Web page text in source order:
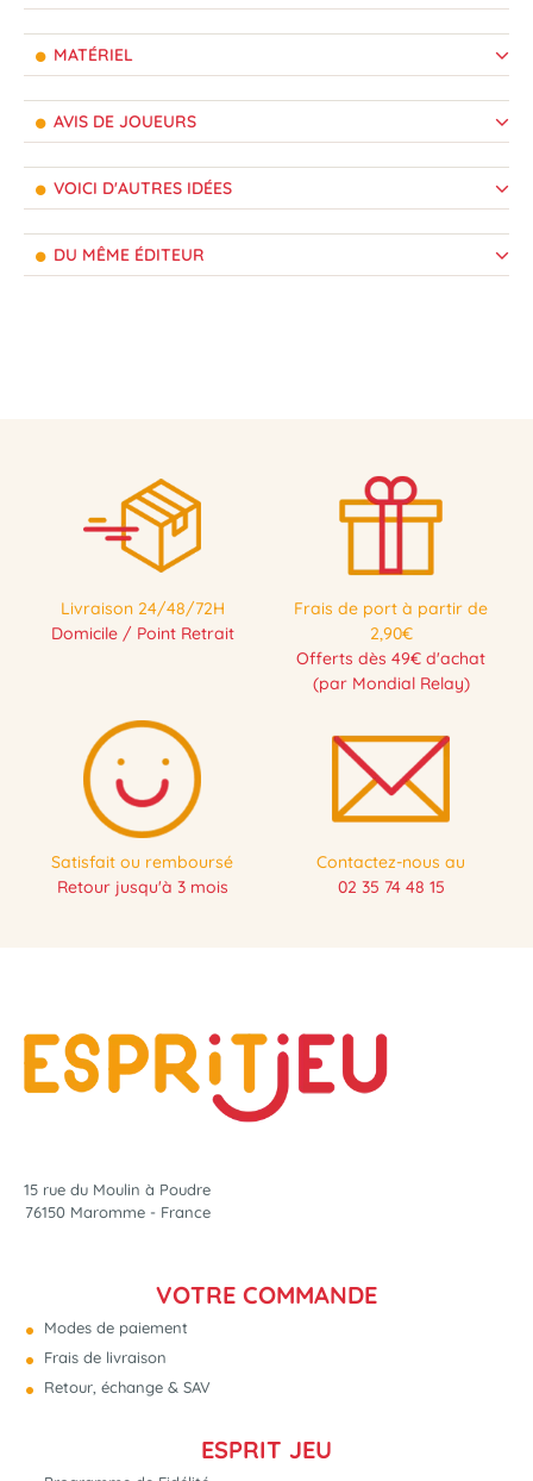
MATÉRIEL
AVIS DE JOUEURS
VOICI D'AUTRES IDÉES
DU MÊME ÉDITEUR
Livraison 24/48/72H
Domicile / Point Retrait
Frais de port à partir de
2,90€
Offerts dès 49€ d'achat
(par Mondial Relay)
Satisfait ou remboursé
Retour jusqu'à 3 mois
Contactez-nous au
02 35 74 48 15
15 rue du Moulin à Poudre
76150 Maromme - France
VOTRE COMMANDE
Modes de paiement
Frais de livraison
Retour, échange & SAV
ESPRIT JEU